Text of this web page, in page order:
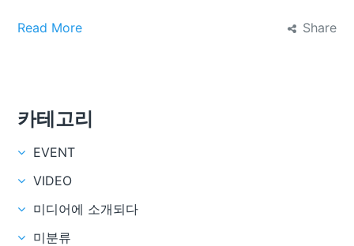
Read More Share
카테고리
EVENT
VIDEO
미디어에 소개되다
미분류